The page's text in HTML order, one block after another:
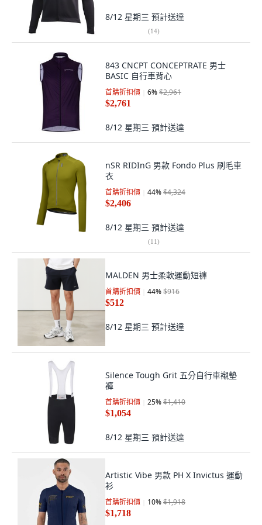
8/12 星期三 預計送達
(14)
843 CNCPT CONCEPTRATE 男士
BASIC 自行車背心
首購折扣價 6%$2,961
$2,761
8/12 星期三 預計送達
nSR RIDInG 男款 Fondo Plus 刷毛車
衣
首購折扣價 44%$4,324
$2,406
8/12 星期三 預計送達
(11)
MALDEN 男士柔軟運動短褲
首購折扣價 44%$916
$512
8/12 星期三 預計送達
Silence Tough Grit 五分自行車襯墊
褲
首購折扣價 25%$1,410
$1,054
8/12 星期三 預計送達
Artistic Vibe 男款 PH X Invictus 運動
衫
首購折扣價 10%$1,918
$1,718